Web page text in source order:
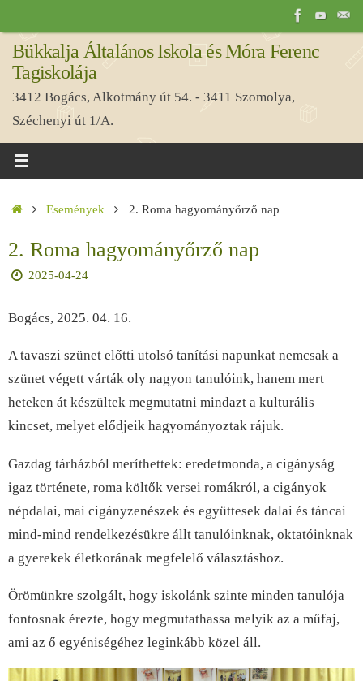
a
tartalomra
Bükkalja Általános Iskola és Móra Ferenc
Tagiskolája
3412 Bogács, Alkotmány út 54. - 3411 Szomolya,
Széchenyi út 1/A.
HomeEsemények 2. Roma hagyományőrző nap
2. Roma hagyományőrző nap
2025-04-24
Bogács, 2025. 04. 16.
A tavaszi szünet előtti utolsó tanítási napunkat nemcsak a
szünet végett várták oly nagyon tanulóink, hanem mert
heteken át készültek megmutatni mindazt a kulturális
kincset, melyet elődjeik hagyományoztak rájuk.
Gazdag tárházból meríthettek: eredetmonda, a cigányság
igaz története, roma költők versei romákról, a cigányok
népdalai, mai cigányzenészek és együttesek dalai és táncai
mind-mind rendelkezésükre állt tanulóinknak, oktatóinknak
a gyerekek életkorának megfelelő választáshoz.
Örömünkre szolgált, hogy iskolánk szinte minden tanulója
fontosnak érezte, hogy megmutathassa melyik az a műfaj,
ami az ő egyéniségéhez leginkább közel áll.